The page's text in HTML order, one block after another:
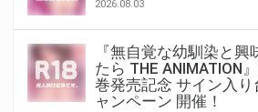
2026.08.03
『無自覚な幼馴染と
たら THE ANIMATION
巻発売記念 サイン入
ャンペーン 開催！